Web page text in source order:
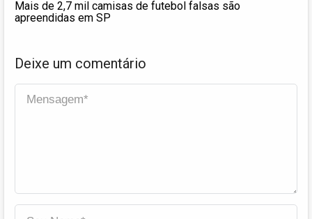
Mais de 2,7 mil camisas de futebol falsas são
apreendidas em SP
Deixe um comentário